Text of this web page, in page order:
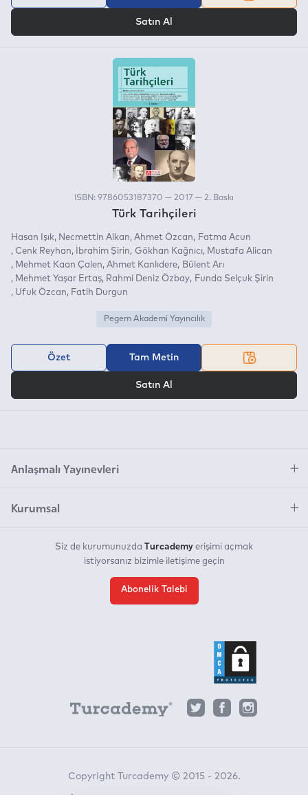
Satın Al
ISBN: 9786053187370 — 2017 — 2. Baskı
Türk Tarihçileri
Hasan Işık Necmettin Alkan Ahmet Özcan
Fatma Acun
Cenk Reyhan
İbrahim Şirin Gökhan Kağnıcı
Mustafa Alican
Mehmet Kaan Çalen Ahmet Kanlıdere
Bülent Arı
Mehmet Yaşar Ertaş
Rahmi Deniz Özbay
Funda Selçuk Şirin
Ufuk Özcan
Fatih Durgun
Pegem Akademi Yayıncılık
Özet Tam Metin
Satın Al
Anlaşmalı Yayınevleri
Kurumsal
Siz de kurumunuzda Turcademy erişimi açmak
istiyorsanız bizimle iletişime geçin
Abonelik Talebi
Copyright Turcademy © 2015 - 2026.